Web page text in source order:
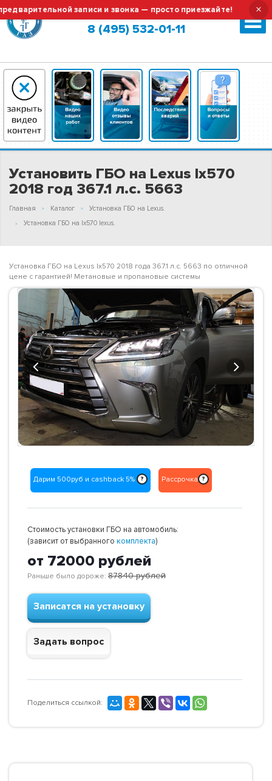
записи и звонка — просто приезжайте! ×
Москва (сменить город?)
8 (495) 532-01-11
Установить ГБО на Lexus lx570
2018 год 367.1 л.с. 5663
Главная Каталог
Установка ГБО на Lexus.
Установка ГБО на lx570 lexus.
Установка ГБО на Lexus lx570 2018 года 367.1 л.с. 5663 по отличной
цене с гарантией! Метановые и пропановые системы
Previous Next
Дарим 500руб и cashback 5% ? Рассрочка ?
Стоимость установки ГБО на автомобиль:
(зависит от выбранного комплекта)
от 72000 рублей
Раньше было дороже: 87840рублей
Записатся на установку
Задать вопрос
Поделиться ссылкой: